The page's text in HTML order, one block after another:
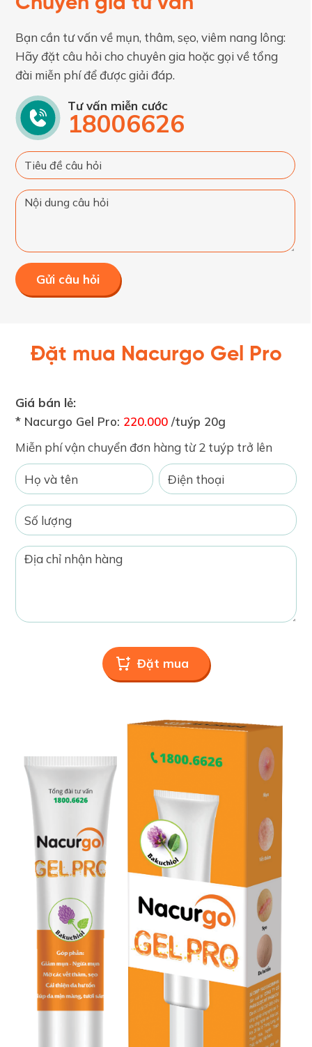
Bạn cần tư vấn về mụn, thâm, sẹo, viêm nang lông:
Hãy đặt câu hỏi cho chuyên gia hoặc gọi về tổng
đài miễn phí để được giải đáp.
Tư vấn miễn cước
18006626
Gửi câu hỏi
Đặt mua Nacurgo Gel Pro
Giá bán lẻ:
* Nacurgo Gel Pro: 220.000 /tuýp 20g
Miễn phí vận chuyển đơn hàng từ 2 tuýp trở lên